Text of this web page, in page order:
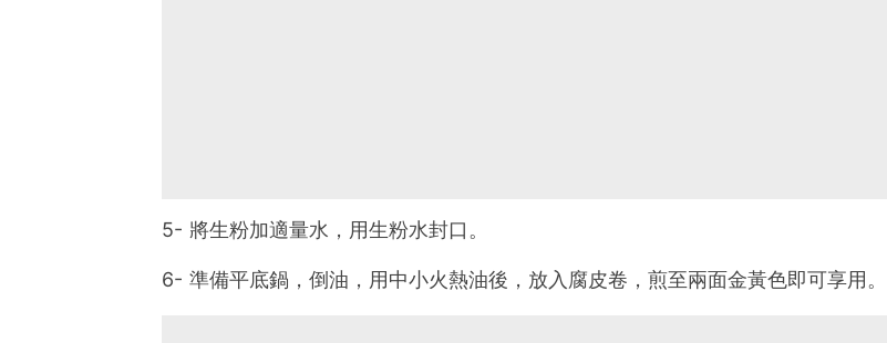
5- 將生粉加適量水，用生粉水封口。
6- 準備平底鍋，倒油，用中小火熱油後，放入腐皮卷，煎至兩面金黃色即可享用。